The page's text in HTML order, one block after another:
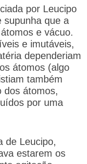
por Leucipo
supunha que a
e vácuo.
e imutáveis,
dependeriam
átomos (algo
também
dos átomos,
por uma
de Leucipo,
estarem os